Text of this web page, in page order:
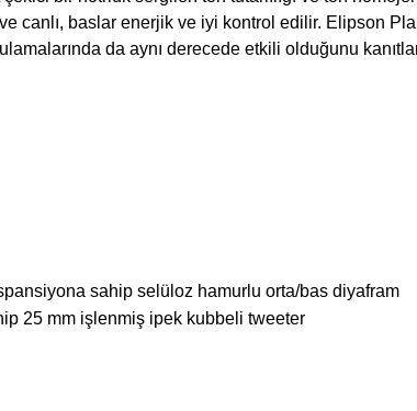
canlı, baslar enerjik ve iyi kontrol edilir. Elipson
da aynı derecede etkili olduğunu
sahip selüloz hamurlu orta/bas diyafram
25 mm işlenmiş ipek kubbeli tweeter